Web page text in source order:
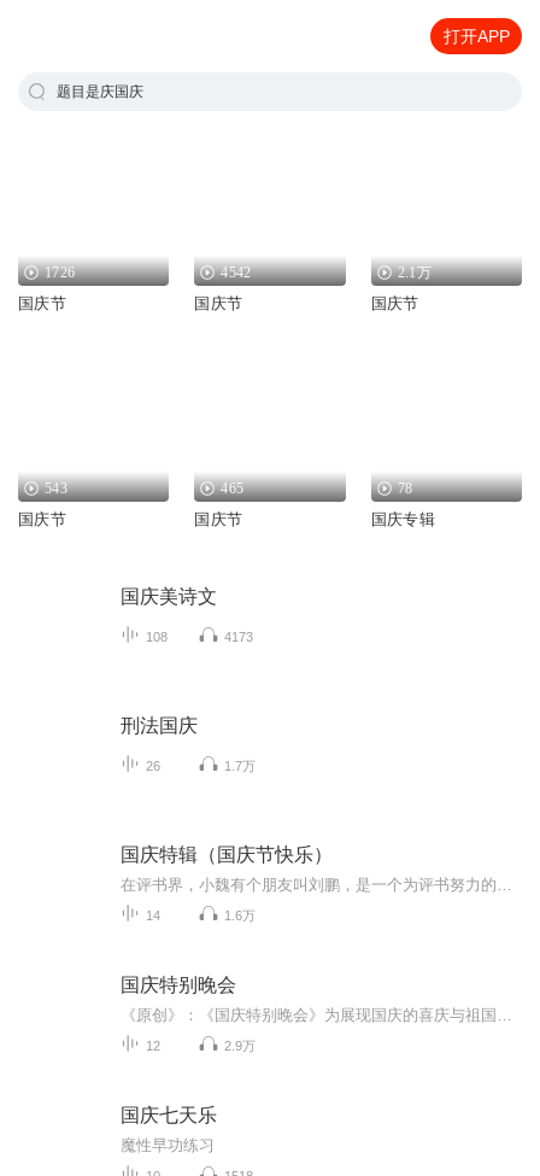
打开APP
题目是庆国庆
1726
国庆节
4542
国庆节
2.1万
国庆节
543
国庆节
465
国庆节
78
国庆专辑
国庆美诗文
108 4173
刑法国庆
26 1.7万
国庆特辑（国庆节快乐）
14 1.6万
国庆特别晚会
12 2.9万
国庆七天乐
魔性早功练习